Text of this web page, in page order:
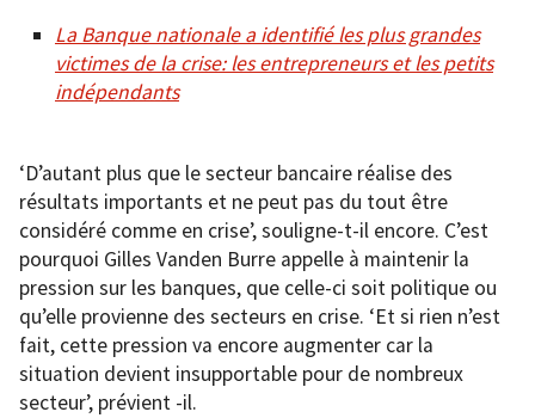
La Banque nationale a identifié les plus grandes
victimes de la crise: les entrepreneurs et les petits
indépendants
‘D’autant plus que le secteur bancaire réalise des
résultats importants et ne peut pas du tout être
considéré comme en crise’, souligne-t-il encore. C’est
pourquoi Gilles Vanden Burre appelle à maintenir la
pression sur les banques, que celle-ci soit politique ou
qu’elle provienne des secteurs en crise. ‘Et si rien n’est
fait, cette pression va encore augmenter car la
situation devient insupportable pour de nombreux
secteur’, prévient -il.